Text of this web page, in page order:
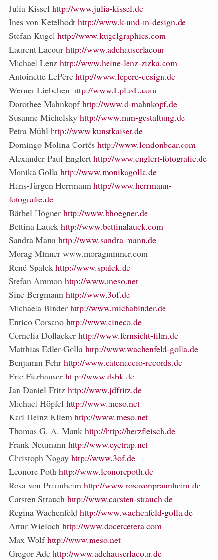
Julia Kissel http://www.julia-kissel.de
Ines von Ketelhodt http://www.k-und-m-design.de
Stefan Kugel http://www.kugelgraphics.com
Laurent Lacour http://www.adehauserlacour
Michael Lenz http://www.heine-lenz-zizka.com
Antoinette LePère http://www.lepere-design.de
Werner Liebchen http://www.LplusL.com
Dorothee Mahnkopfhttp://www.d-mahnkopf.de
Susanne Michelsky http://www.mm-gestaltung.de
Petra Mühl http://www.kunstkaiser.de
Domingo Molina Cortés http://www.londonbear.com
Alexander Paul Englert http://www.englert-fotografie.de
Monika Golla http://www.monikagolla.de
Hans-Jürgen Herrmann http://www.herrmann-
fotografie.de
Bärbel Högner http://www.bhoegner.de
Bettina Lauck http://www.bettinalauck.com
Sandra Mann http://www.sandra-mann.de
Morag Minner www.moragminner.com
René Spalek http://www.spalek.de
Stefan Ammon http://www.meso.net
Sine Bergmann http://www.3of.de
Michaela Binder http://www.michabinder.de
Enrico Corsano http://www.cineco.de
Cornelia Dollacker http://www.fernsicht-film.de
Matthias Edler-Golla http://www.wachenfeld-golla.de
Benjamin Fehr http://www.catenaccio-records.de
Eric Fierhauser http://www.dsbk.de
Jan Daniel Fritz http://www.jdfritz.de
Michael Höpfel http://www.meso.net
Karl Heinz Kliem http://www.meso.net
Thomas G. A. Mank http://http://herzfleisch.de
Frank Neumann http://www.eyetrap.net
Christoph Nogay http://www.3of.de
Leonore Poth http://www.leonorepoth.de
Rosa von Praunheim http://www.rosavonpraunheim.de
Carsten Strauch http://www.carsten-strauch.de
Regina Wachenfeld http://www.wachenfeld-golla.de
Artur Wieloch http://www.docetcetera.com
Max Wolfhttp://www.meso.net
Gregor Ade http://www.adehauserlacour.de